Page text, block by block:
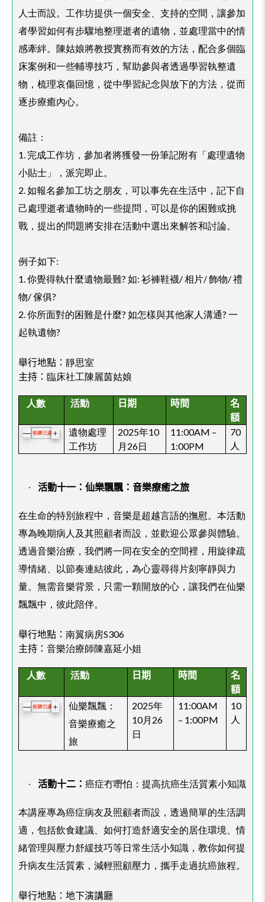
人士而設。工作坊提供一個安全、支持的空間，讓參加
者學習如何有步驟地整理逝者的遺物，並處理當中的情
感牽絆。陳姑娘將教授實務而有效的方法，配合多個臨
床案例和一些輔導技巧，幫助參與者透過學習執整遺
物，梳理哀傷回憶，從中學習紀念與放下的方法，從而
逐步療癒內心。
備註：
1. 完成工作坊，參加者將獲發一份筆記附有「處理遺物
小貼士」，派完即止。
2. 如報名參加工坊之朋友，可以事先在生活中，記下自
己處理逝者遺物時的一些提問，可以是你的困難或挑
戰，提出的問題將安排在活動中選出來解答和討論。
例子如下:
1. 你覺得執什麼遺物最難? 如: 衫褲鞋襪/ 相片/ 飾物/ 禮
物/ 傢俱?
2. 你所面對的困難是什麼? 如怎樣與其他家人溝通? 一
起執遺物?
舉行地點： 靜思室
主持： 臨床社工陳麗茵姑娘
人數 活動 日期 時間
名
額
— ＋
遺物處理
工作坊
2025年10
月26日
11:00AM –
1:00PM
70
人
· 活動十一：仙樂飄飄：音樂療癒之旅
在生命的特別旅程中，音樂是超越言語的撫慰。本活動
專為晚期病人及其照顧者而設，並歡迎公眾參與體驗。
透過音樂治療，我們將一同在安全的空間裡，用旋律疏
導情緒、以節奏連結彼此，為心靈尋得片刻寧靜與力
量。無需音樂背景，只需一顆開放的心，讓我們在仙樂
飄飄中，彼此陪伴。
舉行地點： 南翼病房S306
主持： 音樂治療師陳嘉延小姐
人數 活動 日期 時間
名
額
— ＋
仙樂飄飄：
音樂療癒之
旅
2025年
10月26
日
11:00AM
– 1:00PM
10
人
· 活動十二： 癌症冇嘢怕：提高抗癌生活質素小知識
本講座專為癌症病友及照顧者而設，透過簡單的生活調
適，包括飲食建議、如何打造舒適安全的居住環境、情
緒管理與壓力舒緩技巧等日常生活小知識，教你如何提
升病友生活質素，減輕照顧壓力，攜手走過抗癌旅程。
舉行地點：地下演講廳